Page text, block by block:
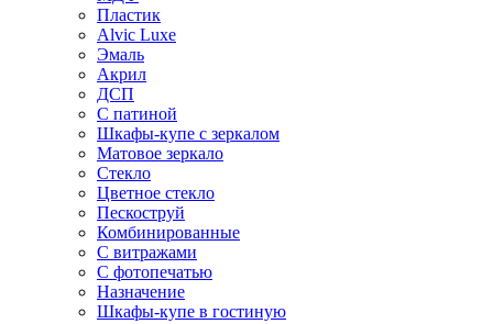
Пластик
Alvic Luxe
Эмаль
Акрил
ДСП
С патиной
Шкафы-купе с зеркалом
Матовое зеркало
Стекло
Цветное стекло
Пескоструй
Комбинированные
С витражами
С фотопечатью
Назначение
Шкафы-купе в гостиную